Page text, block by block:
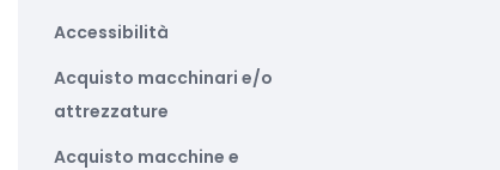
Accessibilità
Acquisto macchinari e/o
attrezzature
Acquisto macchine e